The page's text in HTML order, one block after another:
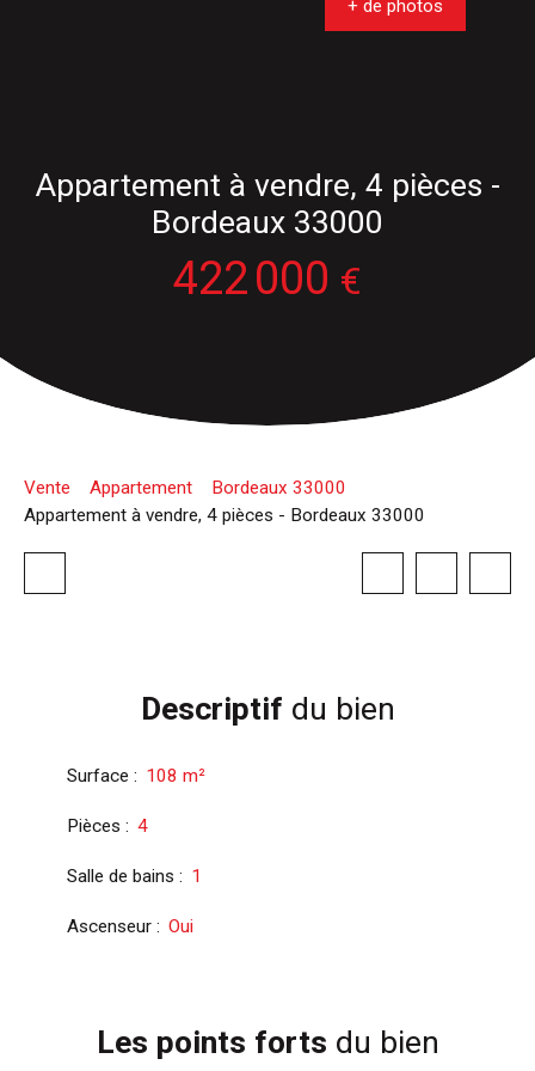
+ de photos
Appartement à vendre, 4 pièces -
Bordeaux 33000
422 000 €
Vente Appartement
Bordeaux 33000
Appartement à vendre, 4 pièces - Bordeaux 33000
Descriptif du bien
Surface : 108 m²
Pièces : 4
Salle de bains : 1
Ascenseur : Oui
Les points forts du bien